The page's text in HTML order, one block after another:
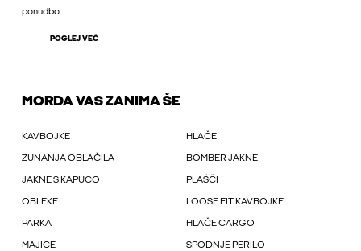
ponudbo
POGLEJ VEČ
MORDA VAS ZANIMA ŠE
KAVBOJKE HLAČE
ZUNANJA OBLAČILA BOMBER JAKNE
JAKNE S KAPUCO PLAŠČI
OBLEKE LOOSE FIT KAVBOJKE
PARKA HLAČE CARGO
MAJICE SPODNJE PERILO